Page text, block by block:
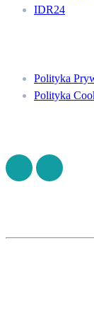
IDR24
Polityka
Polityka